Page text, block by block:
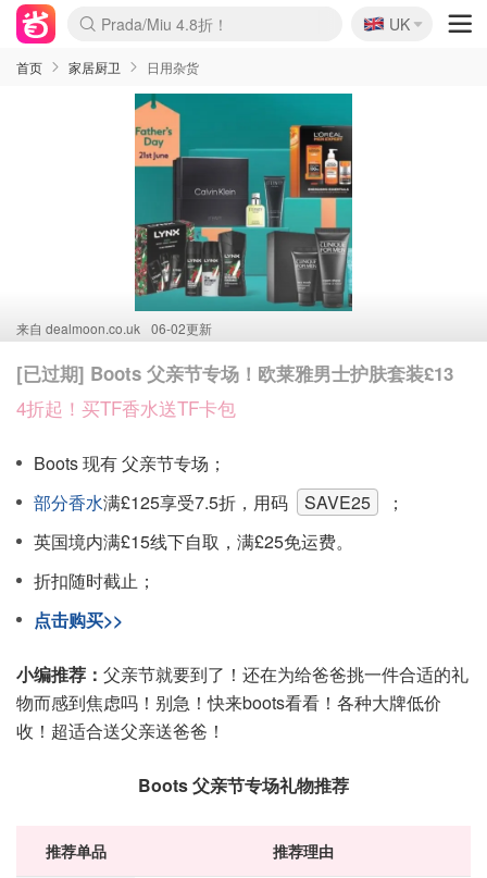
麦卢卡蜂蜜夏促！个位数！
Prada/Miu 4.8折！
啥？必胜客披萨5折！
🇬🇧
UK
首页 家居厨卫 日用杂货
来自 dealmoon.co.uk 06-02更新
[已过期] Boots 父亲节专场！欧莱雅男士护肤套装£13
4折起！买TF香水送TF卡包
Boots 现有 父亲节专场；
部分香水满£125享受7.5折，用码 SAVE25
；
英国境内满£15线下自取，满£25免运费。
折扣随时截止；
点击购买>>
小编推荐： 父亲节就要到了！还在为给爸爸挑一件合适的礼
物而感到焦虑吗！别急！快来boots看看！各种大牌低价
收！超适合送父亲送爸爸！
Boots 父亲节专场礼物推荐
推荐单品 推荐理由